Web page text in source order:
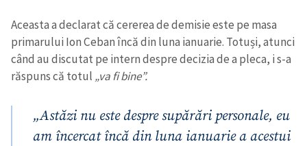
Aceasta a declarat că cererea de demisie este pe masa
primarului Ion Ceban încă din luna ianuarie. Totuși, atunci
când au discutat pe intern despre decizia de a pleca, i s-a
răspuns că totul „va fi bine”.
„Astăzi nu este despre supărări personale, eu
am încercat încă din luna ianuarie a acestui
CONTACT SURSĂ
Sursă anonimă
+ Numele meu
Email+ Emailul meu